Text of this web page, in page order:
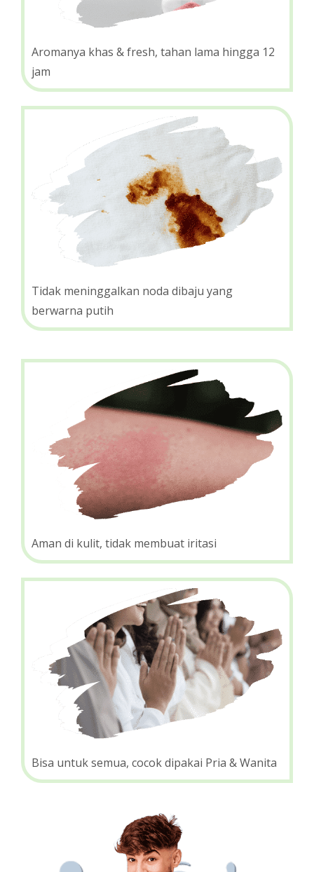
Aromanya khas & fresh, tahan lama hingga 12
jam
Tidak meninggalkan noda dibaju yang
berwarna putih
Aman di kulit, tidak membuat iritasi
Bisa untuk semua, cocok dipakai Pria & Wanita